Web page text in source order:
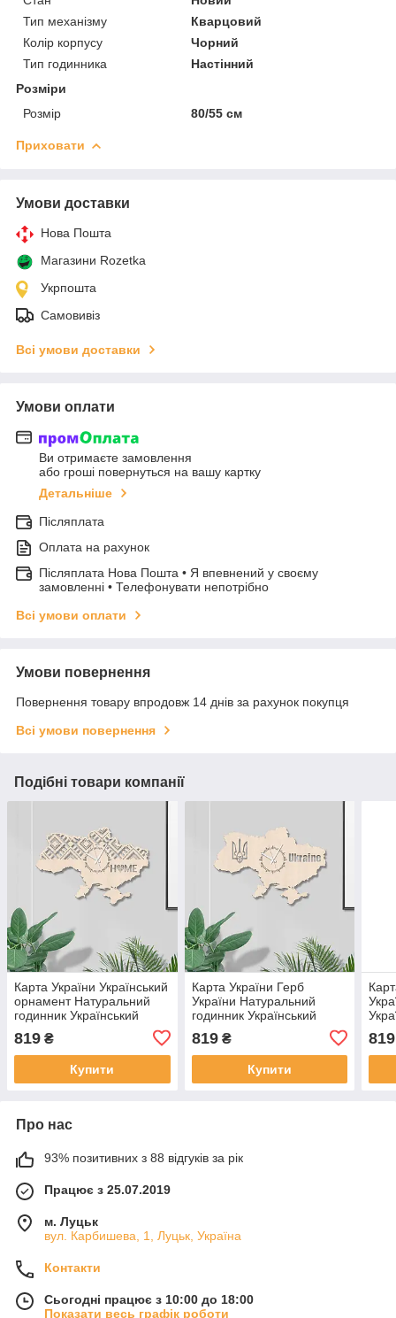
Тип механізму
Кварцовий
Колір корпусу
Чорний
Тип годинника
Настінний
Розміри
Розмір
80/55 см
Приховати
Умови доставки
Нова Пошта
Магазини Rozetka
Укрпошта
Самовивіз
Всі умови доставки
Умови оплати
Ви отримаєте замовлення
або гроші повернуться на вашу картку
Детальніше
Післяплата
Оплата на рахунок
Післяплата Нова Пошта • Я впевнений у своєму
замовленні • Телефонувати непотрібно
Всі умови оплати
Умови повернення
Повернення товару впродовж 14 днів за рахунок покупця
Всі умови повернення
Подібні товари компанії
Карта України Український
орнамент Натуральний
годинник Український
Красивий декор стіни
Фігурний годинни
819 ₴
Купити
Карта України Герб
України Натуральний
годинник Український
Красивий декор стіни
Фігурний годинник
819₴
Купити
819
Про нас
93% позитивних з 88 відгуків за рік
Працює з 25.07.2019
м. Луцьк
вул. Карбишева, 1, Луцьк, Україна
Контакти
Сьогодні працює з 10:00 до 18:00
Показати весь графік роботи